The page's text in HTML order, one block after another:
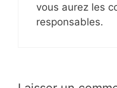
vous aurez les
responsables.